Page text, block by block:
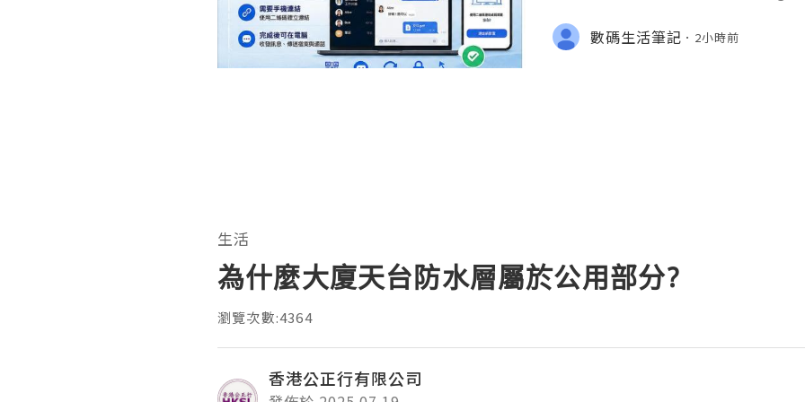
版設成已連結裝置。
數碼生活筆記 2小時前
生活
為什麼大廈天台防水層屬於公用部分?
瀏覽次數:4364
香港公正行有限公司